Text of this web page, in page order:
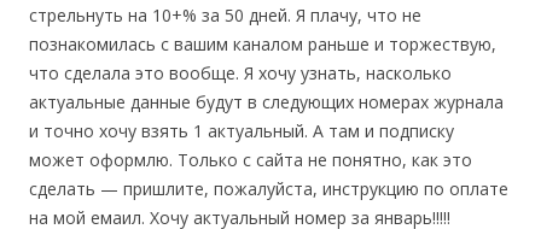
стрельнуть на 10+% за 50 дней. Я плачу, что не
познакомилась с вашим каналом раньше и торжествую,
что сделала это вообще. Я хочу узнать, насколько
актуальные данные будут в следующих номерах журнала
и точно хочу взять 1 актуальный. А там и подписку
может оформлю. Только с сайта не понятно, как это
сделать — пришлите, пожалуйста, инструкцию по оплате
на мой емаил. Хочу актуальный номер за январь!!!!!